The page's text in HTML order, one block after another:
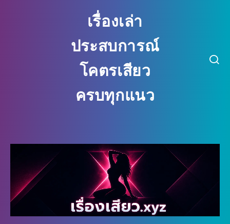
เรื่องเล่า
ประสบการณ์
โคตรเสียว
ครบทุกแนว